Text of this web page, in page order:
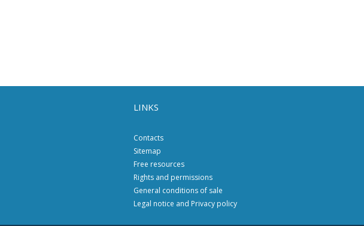
LINKS
Contacts
Sitemap
Free resources
Rights and permissions
General conditions of sale
Legal notice and Privacy policy